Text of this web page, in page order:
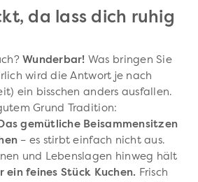
da lass dich ruhig
Wunderbar! Was bringen Sie
wird die Antwort je nach
ein bisschen anders ausfallen.
Grund Tradition:
gemütliche Beisammensitzen
– es stirbt einfach nicht aus.
und Lebenslagen hinweg hält
ein feines Stück Kuchen. Frisch